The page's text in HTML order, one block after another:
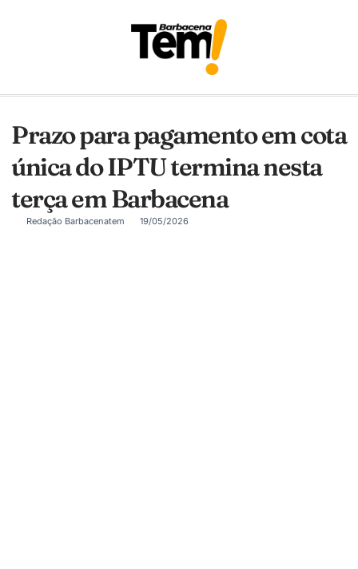
Prazo para pagamento em cota
única do IPTU termina nesta
terça em Barbacena
Redação Barbacenatem 19/05/2026